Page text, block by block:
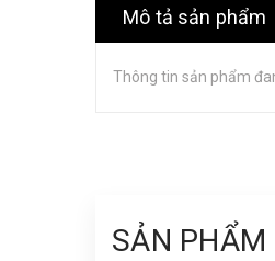
Mô tả sản phẩm
Thông tin sản phẩm
SẢN PHẨM